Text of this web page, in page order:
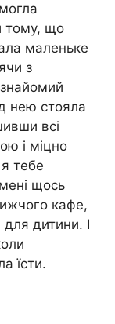
тому, що
маленьке
з
нею стояла
всі
і міцно
тебе
щось
кафе,
дитини. І
їсти.